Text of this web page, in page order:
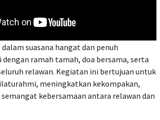
suasana hangat dan penuh
dengan ramah tamah, doa bersama, serta
relawan. Kegiatan ini bertujuan untuk
meningkatkan kekompakan,
kebersamaan antara relawan dan